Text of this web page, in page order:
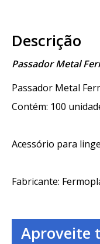
Descrição
Passador Metal
Passador Metal
Contém: 100
Acessório para
Fabricante:
Aproveite